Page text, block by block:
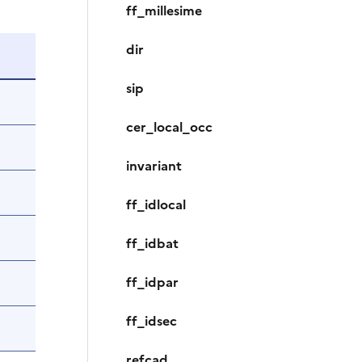
ff_millesime
dir
sip
cer_local_occ
invariant
ff_idlocal
ff_idbat
ff_idpar
ff_idsec